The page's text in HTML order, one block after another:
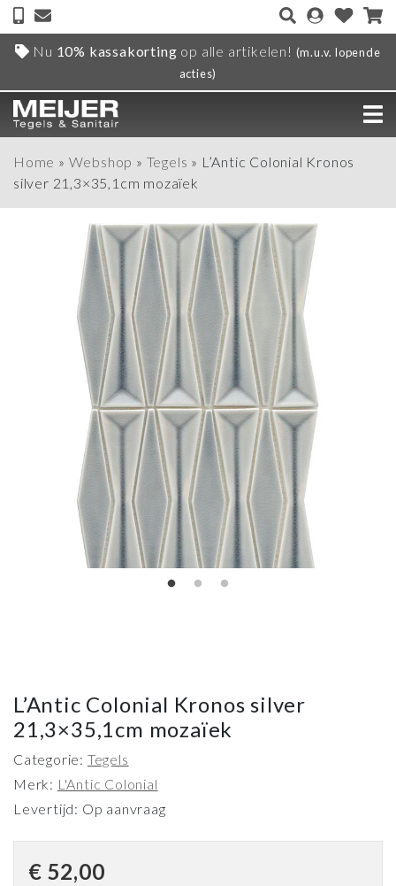
Nu 10% kassakorting op alle artikelen! (m.u.v. lopende
acties)
Home » Webshop » Tegels » L’Antic Colonial Kronos
silver 21,3×35,1cm mozaïek
L’Antic Colonial Kronos silver
21,3×35,1cm mozaïek
Categorie: Tegels
Merk: L'Antic Colonial
Levertijd: Op aanvraag
€ 52,00